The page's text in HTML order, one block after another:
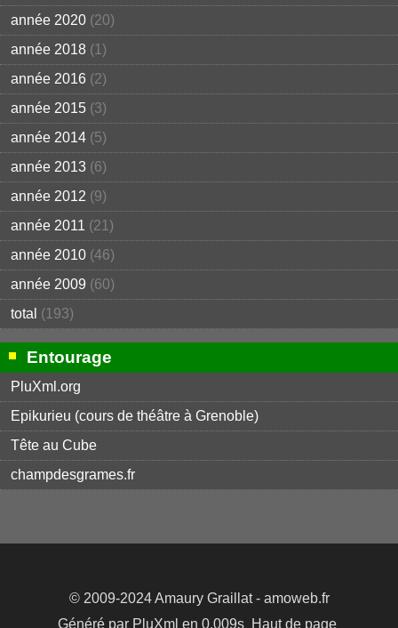
année 2020 (20)
année 2018 (1)
année 2016 (2)
année 2015 (3)
année 2014 (5)
année 2013 (6)
année 2012 (9)
année 2011 (21)
année 2010 (46)
année 2009 (60)
total (193)
Entourage
PluXml.org
Epikurieu (cours de théâtre à Grenoble)
Tête au Cube
champdesgrames.fr
© 2009-2024Amaury Graillat- amoweb.fr
Généré par PluXml en 0.009s Haut de page